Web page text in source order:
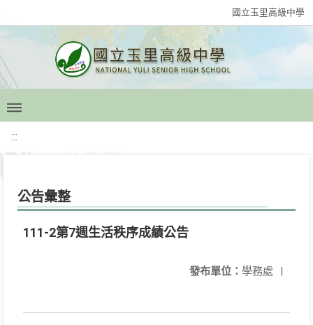
國立玉里高級中學
:::
公告彙整
111-2第7週生活秩序成績公告
發布單位： 學務處 |